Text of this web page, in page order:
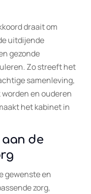
draait om
uitdijende
gezonde
Zo streeft het
samenleving,
en ouderen
het kabinet in
de
gewenste en
zorg,